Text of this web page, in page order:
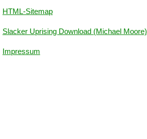
HTML-Sitemap
Slacker Uprising Download (Michael Moore)
Impressum